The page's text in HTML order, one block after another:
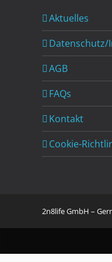
Aktuelles
Datenschutz/
AGB
FAQs
Kontakt
Cookie-
2n8life GmbH –